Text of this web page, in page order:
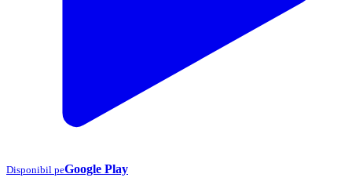
Disponibil peGoogle Play